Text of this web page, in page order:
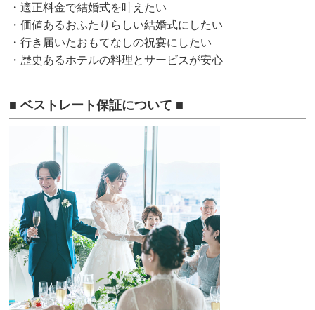
・適正料金で結婚式を叶えたい
・価値あるおふたりらしい結婚式にしたい
・行き届いたおもてなしの祝宴にしたい
・歴史あるホテルの料理とサービスが安心
■ ベストレート保証について ■